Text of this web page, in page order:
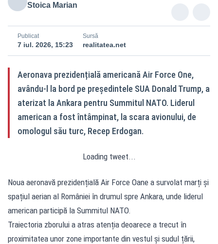
Stoica Marian
Publicat
7 iul. 2026, 15:23
Sursă
realitatea.net
Aeronava prezidențială americană Air Force One,
avându‑l la bord pe președintele SUA Donald Trump, a
aterizat la Ankara pentru Summitul NATO. Liderul
american a fost întâmpinat, la scara avionului, de
omologul său turc, Recep Erdogan.
Loading tweet...
Noua aeronavă prezidențială Air Force Oane a survolat marți și
spațiul aerian al României în drumul spre Ankara, unde liderul
american participă la Summitul NATO.
Traiectoria zborului a atras atenția deoarece a trecut în
proximitatea unor zone importante din vestul și sudul țării,